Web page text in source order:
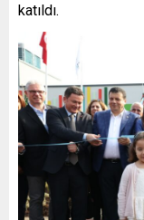
katıldı.